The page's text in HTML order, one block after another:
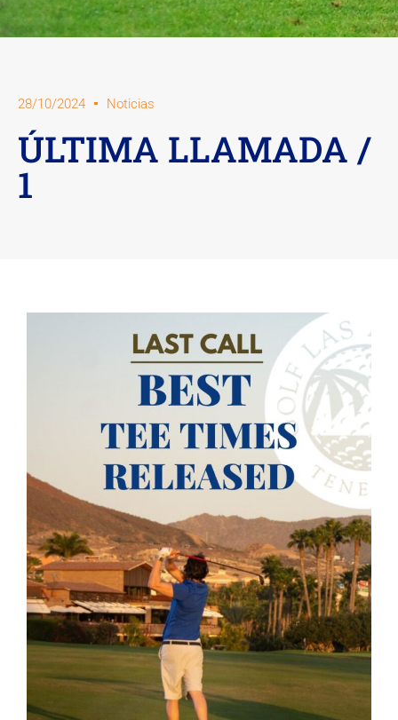
28/10/2024 Noticias
ÚLTIMA LLAMADA /
1